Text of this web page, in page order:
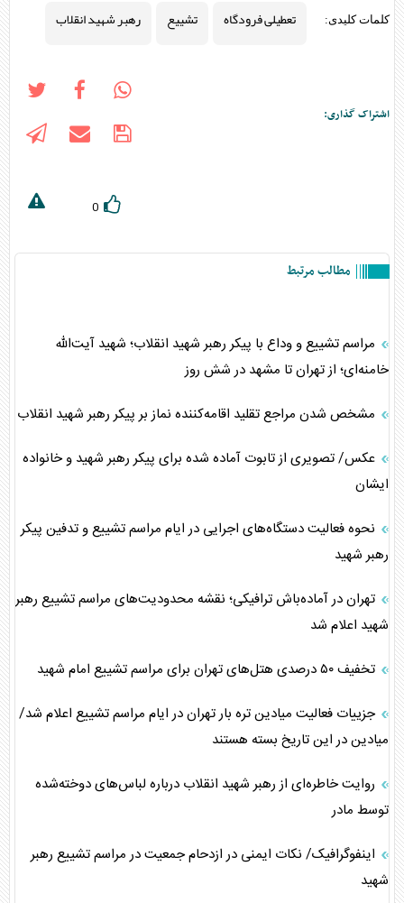
کلمات کلیدی: تعطیلی فرودگاه تشییع رهبر شهید انقلاب
اشتراک گذاری:
0
مطالب مرتبط
مراسم تشییع و وداع با پیکر رهبر شهید انقلاب؛ شهید آیت‌الله
خامنه‌ای؛ از تهران تا مشهد در شش روز
مشخص شدن مراجع تقلید اقامه‌کننده نماز بر پیکر رهبر شهید انقلاب
عکس/ تصویری از تابوت آماده شده برای پیکر رهبر شهید و خانواده
ایشان
نحوه فعالیت دستگاه‌های اجرایی در ایام مراسم تشییع و تدفین پیکر
رهبر شهید
تهران در آماده‌باش ترافیکی؛ نقشه محدودیت‌های مراسم تشییع رهبر
شهید اعلام شد
تخفیف ۵۰ درصدی هتل‌های تهران برای مراسم تشییع امام شهید
جزییات فعالیت میادین تره بار تهران در ایام مراسم تشییع اعلام شد/
میادین در این تاریخ بسته هستند
روایت خاطره‌ای از رهبر شهید انقلاب درباره لباس‌های دوخته‌شده
توسط مادر
اینفوگرافیک/ نکات ایمنی در ازدحام جمعیت در مراسم تشییع رهبر
شهید